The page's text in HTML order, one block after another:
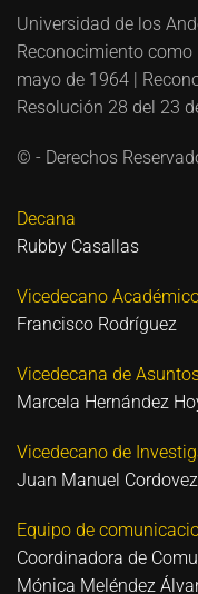
Universidad de los
Reconocimiento como
mayo de 1964 |
Resolución 28 del 23
© - Derechos
Decana
Rubby Casallas
Vicedecano
Francisco Rodríguez
Vicedecana de
Marcela Hernández
Vicedecano de
Juan Manuel Cordovez
Equipo de
Coordinadora de
Mónica Meléndez